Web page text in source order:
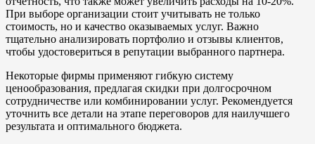
При выборе организации стоит учитывать не только
стоимость, но и качество оказываемых услуг. Важно
тщательно анализировать портфолио и отзывы клиентов,
чтобы удостовериться в репутации выбранного партнера.
Некоторые фирмы применяют гибкую систему
ценообразования, предлагая скидки при долгосрочном
сотрудничестве или комбинировании услуг. Рекомендуется
уточнить все детали на этапе переговоров для наилучшего
результата и оптимального бюджета.